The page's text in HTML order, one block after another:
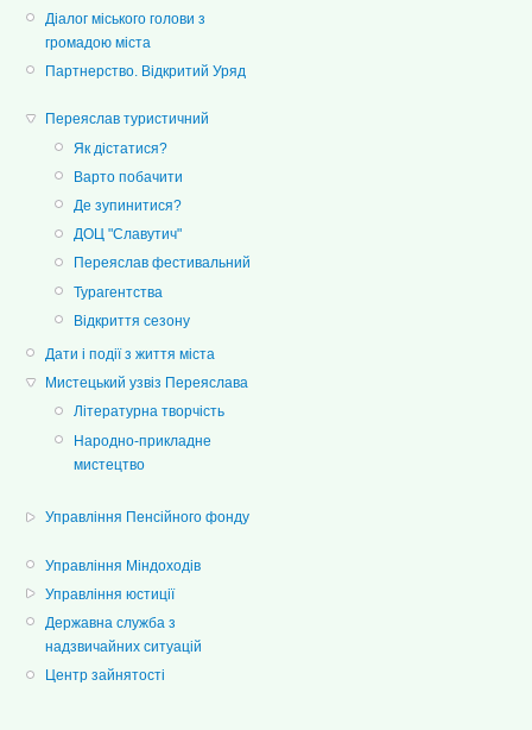
Діалог міського голови з
громадою міста
Партнерство. Відкритий Уряд
Переяслав туристичний
Як дістатися?
Варто побачити
Де зупинитися?
ДОЦ "Славутич"
Переяслав фестивальний
Турагентства
Відкриття сезону
Дати і події з життя міста
Мистецький узвіз Переяслава
Літературна творчість
Народно-прикладне
мистецтво
Управління Пенсійного фонду
Управління Міндоходів
Управління юстиції
Державна служба з
надзвичайних ситуацій
Центр зайнятості